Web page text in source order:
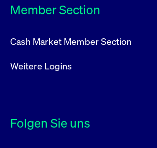
Member Section
Cash Market Member Section
Weitere Logins
Folgen Sie uns